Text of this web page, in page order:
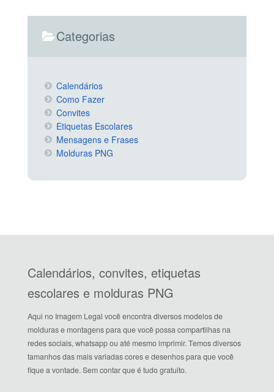
Categorias
Calendários
Como Fazer
Convites
Etiquetas Escolares
Mensagens e Frases
Molduras PNG
Calendários, convites, etiquetas
escolares e molduras PNG
Aqui no Imagem Legal você encontra diversos modelos de
molduras e montagens para que você possa compartilhas na
redes sociais, whatsapp ou até mesmo imprimir. Temos diversos
tamanhos das mais variadas cores e desenhos para que você
fique a vontade. Sem contar que é tudo gratuito.